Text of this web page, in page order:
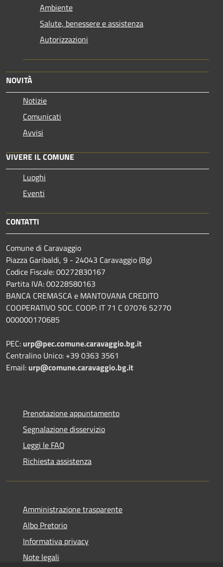
Ambiente
Salute, benessere e assistenza
Autorizzazioni
NOVITÀ
Notizie
Comunicati
Avvisi
VIVERE IL COMUNE
Luoghi
Eventi
CONTATTI
Comune di Caravaggio
Piazza Garibaldi, 9 - 24043 Caravaggio (Bg)
Codice Fiscale: 00272830167
Partita IVA: 00228580163
BANCA CREMASCA e MANTOVANA CREDITO
COOPERATIVO SOC. COOP: IT 71 C 07076 52770
000000170685
PEC: urp@pec.comune.caravaggio.bg.it
Centralino Unico: +39 0363 3561
Email: urp@comune.caravaggio.bg.it
Prenotazione appuntamento
Segnalazione disservizio
Leggi le FAQ
Richiesta assistenza
Amministrazione trasparente
Albo Pretorio
Informativa privacy
Note legali